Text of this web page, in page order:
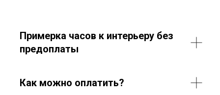
Примерка часов к интерьеру без
предоплаты
Как можно оплатить?